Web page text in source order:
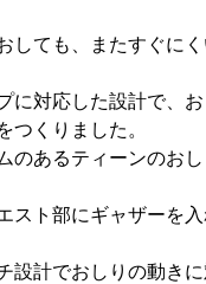
しても、またすぐに
に対応した設計で、
つくりました。
のあるティーンのお
スト部にギャザーを
設計でおしりの動き